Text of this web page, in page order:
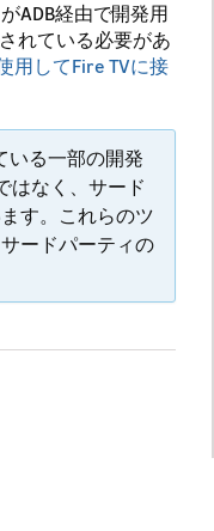
ADB経由で開発用
れている必要があ
用してFire TVに接
いる一部の開発
はなく、サード
す。これらのツ
ードパーティの
ール
）